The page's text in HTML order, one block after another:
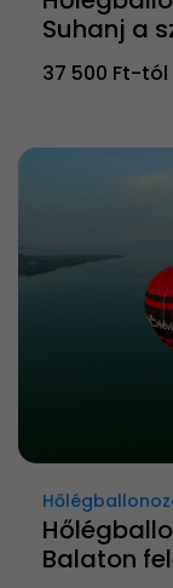
Suhanj a
37 500 Ft-tól
Balaton